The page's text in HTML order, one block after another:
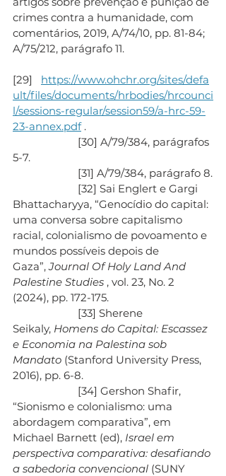
crimes contra a humanidade, com
comentários, 2019, A/74/10, pp. 81-84;
A/75/212, parágrafo 11.
[29] https://www.ohchr.org/sites/defa
ult/files/documents/hrbodies/hrcounci
l/sessions-regular/session59/a-hrc-59-
23-annex.pdf .
[30] A/79/384, parágrafos
5-7.
[31] A/79/384, parágrafo 8.
[32] Sai Englert e Gargi
Bhattacharyya, “Genocídio do capital:
uma conversa sobre capitalismo
racial, colonialismo de povoamento e
mundos possíveis depois de
Gaza”, Journal Of Holy Land And
Palestine Studies , vol. 23, No. 2
(2024), pp. 172-175.
[33] Sherene
Seikaly, Homens do Capital: Escassez
e Economia na Palestina sob
Mandato (Stanford University Press,
2016), pp. 6-8.
[34] Gershon Shafir,
“Sionismo e colonialismo: uma
abordagem comparativa”, em
Michael Barnett (ed), Israel em
perspectiva comparativa: desafiando
a sabedoria convencional (SUNY